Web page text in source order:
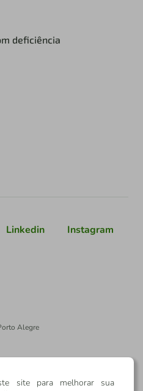
deficiência
Linkedin Instagram
Alegre
site para melhorar sua